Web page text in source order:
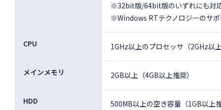
※32bit版/64bit版のいずれにも対
※Windows RTテクノロジーのサ
CPU 1GHz以上のプロセッサ（2GHz以
メインメモリ 2GB以上（4GB以上推奨）
HDD 500MB以上の空き容量（1GB以上